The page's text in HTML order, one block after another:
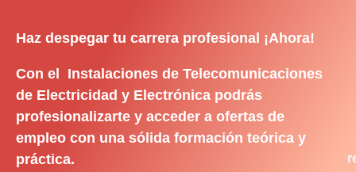
Haz despegar tu carrera profesional ¡Ahora!
Con el Instalaciones de Telecomunicaciones
de Electricidad y Electrónica podrás
profesionalizarte y acceder a ofertas de
empleo con una sólida formación teórica y
práctica.